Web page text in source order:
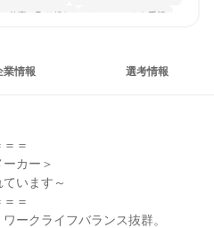
仕事に取り組む チームワークを重視
業情報 選考情報
＝
カー＞
います～
＝
ークライフバランス抜群。